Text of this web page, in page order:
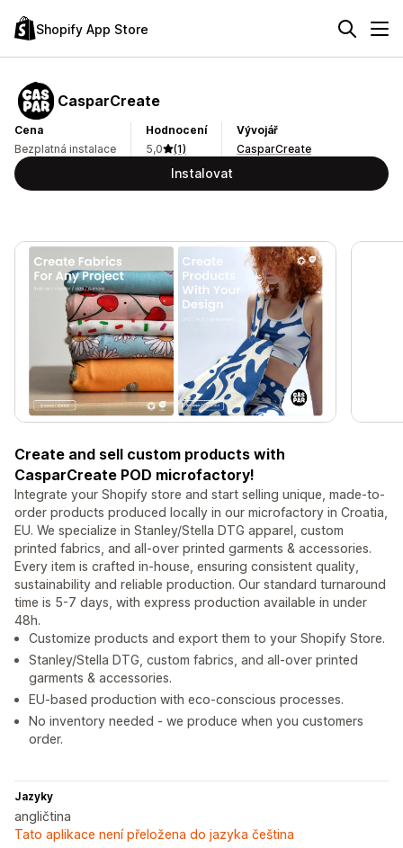
Shopify App Store
CasparCreate
Cena
Bezplatná instalace
Hodnocení
5,0
(1)
Vývojář
CasparCreate
Instalovat
Create and sell custom products with
CasparCreate POD microfactory!
Integrate your Shopify store and start selling unique, made-to-
order products produced locally in our microfactory in Croatia,
EU. We specialize in Stanley/Stella DTG apparel, custom
printed fabrics, and all-over printed garments & accessories.
Every item is crafted in-house, ensuring consistent quality,
sustainability and reliable production. Our standard turnaround
time is 5-7 days, with express production available in under
48h.
Customize products and export them to your Shopify Store.
Stanley/Stella DTG, custom fabrics, and all-over printed
garments & accessories.
EU-based production with eco-conscious processes.
No inventory needed - we produce when you customers
order.
Jazyky
angličtina
Tato aplikace není přeložena do jazyka čeština